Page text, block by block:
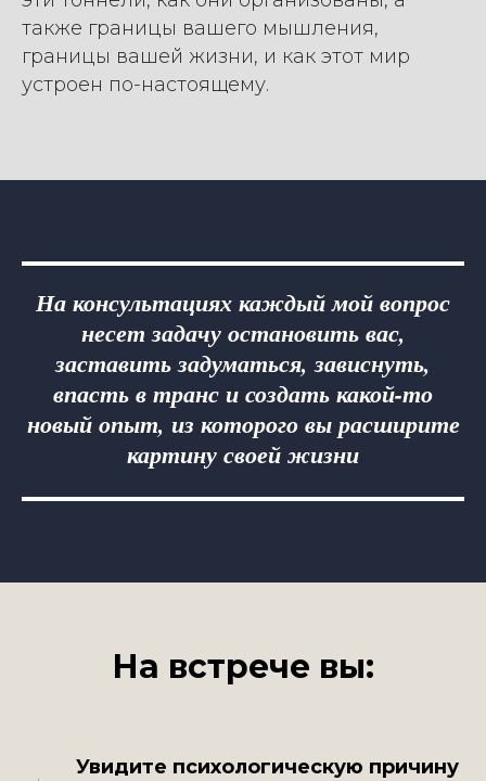
также границы вашего мышления,
границы вашей жизни, и как этот мир
устроен по-настоящему.
На консультациях каждый мой вопрос
несет задачу остановить вас,
заставить задуматься, зависнуть,
впасть в транс и создать какой-то
новый опыт, из которого вы расширите
картину своей жизни
На встрече вы:
Увидите психологическую причину